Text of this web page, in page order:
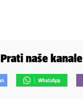
Prati naše kanale